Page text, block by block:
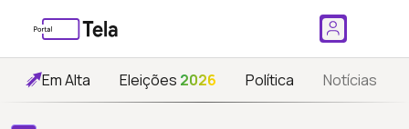
Em Alta Eleições 2026 Política Notícias